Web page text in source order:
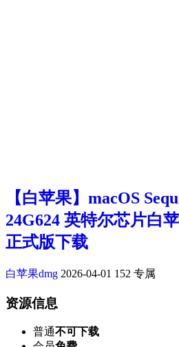
【白苹果】macOS
24G624 英特尔芯片白
正式版下载
白苹果dmg 2026-04-01 152 专属
资源信息
普通不可下载